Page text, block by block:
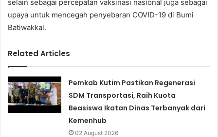
selain sebagai percepatan vaksinasi nasional juga sebagai
upaya untuk mencegah penyebaran COVID-19 di Bumi
Batiwakkal.
Related Articles
Pemkab Kutim Pastikan Regenerasi
SDM Transportasi, Raih Kuota
Beasiswa Ikatan Dinas Terbanyak dari
Kemenhub
02 August 2026